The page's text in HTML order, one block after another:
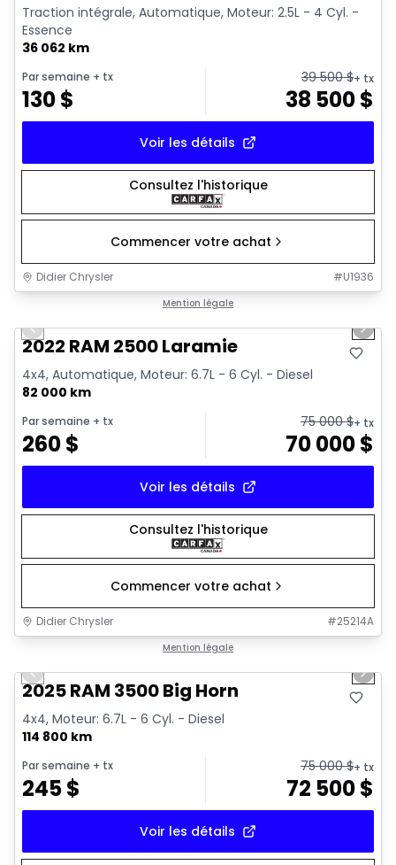
Traction intégrale, Automatique, Moteur: 2.5L - 4 Cyl. -
Essence
36 062 km
Par semaine + tx
130$
39 500$+ tx
38 500$
Voir les détails
Consultez l'historique
Commencer votre achat
Didier Chrysler #U1936
Mention légale
Previous slide Next
2022 RAM 2500 Laramie
4x4, Automatique, Moteur: 6.7L - 6 Cyl. - Diesel
82 000 km
Par semaine + tx
260$
75 000$+ tx
70 000$
Voir les détails
Consultez l'historique
Commencer votre achat
Didier Chrysler #25214A
Mention légale
Previous slide Next
2025 RAM 3500 Big Horn
4x4, Moteur: 6.7L - 6 Cyl. - Diesel
114 800 km
Par semaine + tx
245$
75 000$+ tx
72 500$
Voir les détails